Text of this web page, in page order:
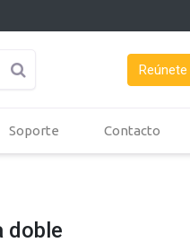
Soporte Contacto
doble